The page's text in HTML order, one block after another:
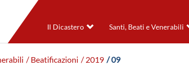
Il Dicastero Santi, Beati e Venerabili
/ Beatificazioni / 2019 / 09